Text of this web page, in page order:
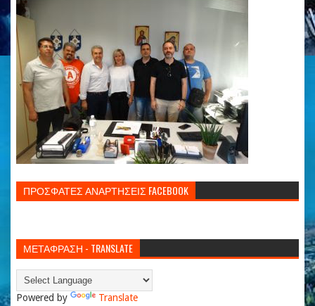
ΠΡΟΣΦΑΤΕΣ ΑΝΑΡΤΗΣΕΙΣ FACEBOOK
ΜΕΤΑΦΡΑΣΗ - TRANSLATE
Powered by Translate